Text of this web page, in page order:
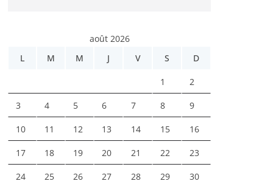
août 2026
L
M M J V S D
1 2
3 4 5 6 7 8 9
10 11 12 13 14 15 16
17 18 19 20 21 22 23
24 25 26 27 28 29 30